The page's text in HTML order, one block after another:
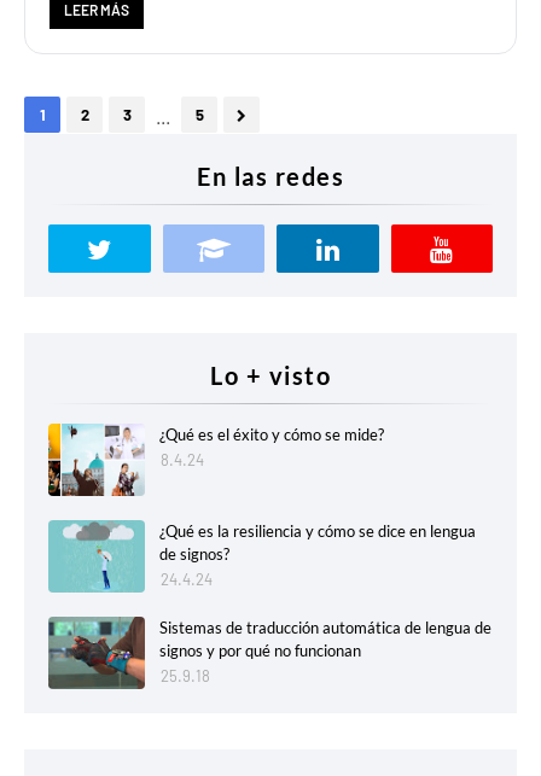
LEER MÁS
1 2 3 5
En las redes
Lo + visto
¿Qué es el éxito y cómo se mide?
8.4.24
¿Qué es la resiliencia y cómo se dice en lengua
de signos?
24.4.24
Sistemas de traducción automática de lengua de
signos y por qué no funcionan
25.9.18